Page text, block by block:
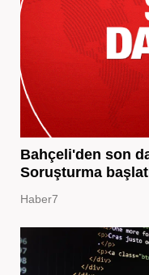
Bahçeli'den son
Soruşturma
Haber7